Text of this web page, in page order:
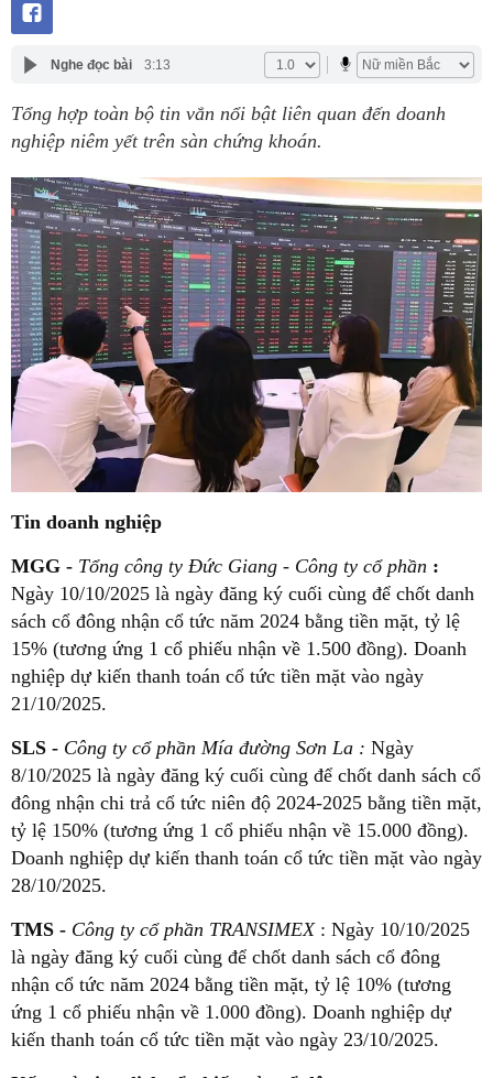
Nghe đọc bài 3:13
Tổng hợp toàn bộ tin vắn nổi bật liên quan đến doanh
nghiệp niêm yết trên sàn chứng khoán.
Tin doanh nghiệp
MGG - Tổng công ty Đức Giang - Công ty cổ phần :
Ngày 10/10/2025 là ngày đăng ký cuối cùng để chốt danh
sách cổ đông nhận cổ tức năm 2024 bằng tiền mặt, tỷ lệ
15% (tương ứng 1 cổ phiếu nhận về 1.500 đồng). Doanh
nghiệp dự kiến thanh toán cổ tức tiền mặt vào ngày
21/10/2025.
SLS - Công ty cổ phần Mía đường Sơn La : Ngày
8/10/2025 là ngày đăng ký cuối cùng để chốt danh sách cổ
đông nhận chi trả cổ tức niên độ 2024-2025 bằng tiền mặt,
tỷ lệ 150% (tương ứng 1 cổ phiếu nhận về 15.000 đồng).
Doanh nghiệp dự kiến thanh toán cổ tức tiền mặt vào ngày
28/10/2025.
TMS - Công ty cổ phần TRANSIMEX : Ngày 10/10/2025
là ngày đăng ký cuối cùng để chốt danh sách cổ đông
nhận cổ tức năm 2024 bằng tiền mặt, tỷ lệ 10% (tương
ứng 1 cổ phiếu nhận về 1.000 đồng). Doanh nghiệp dự
kiến thanh toán cổ tức tiền mặt vào ngày 23/10/2025.